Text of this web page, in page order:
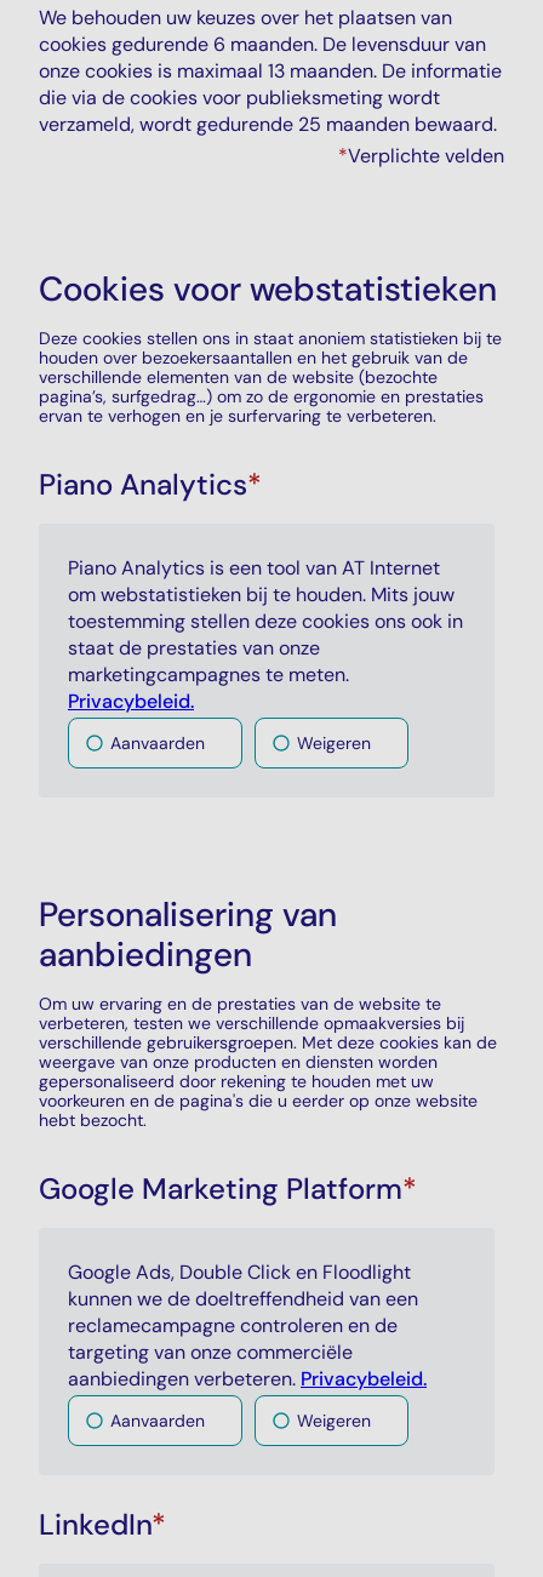
We behouden uw keuzes over het plaatsen van
cookies gedurende 6 maanden. De levensduur van
onze cookies is maximaal 13 maanden. De informatie
die via de cookies voor publieksmeting wordt
verzameld, wordt gedurende 25 maanden bewaard.
*Verplichte velden
Cookies voor webstatistieken
Deze cookies stellen ons in staat anoniem statistieken bij te
houden over bezoekersaantallen en het gebruik van de
verschillende elementen van de website (bezochte
pagina’s, surfgedrag…) om zo de ergonomie en prestaties
ervan te verhogen en je surfervaring te verbeteren.
Piano Analytics*
Piano Analytics is een tool van AT Internet
om webstatistieken bij te houden. Mits jouw
toestemming stellen deze cookies ons ook in
staat de prestaties van onze
marketingcampagnes te meten.
Privacybeleid.
Aanvaarden Weigeren
Personalisering van
aanbiedingen
Om uw ervaring en de prestaties van de website te
verbeteren, testen we verschillende opmaakversies bij
verschillende gebruikersgroepen. Met deze cookies kan de
weergave van onze producten en diensten worden
gepersonaliseerd door rekening te houden met uw
voorkeuren en de pagina's die u eerder op onze website
hebt bezocht.
Google Marketing Platform*
Google Ads, Double Clicken Floodlight
kunnen we de doeltreffendheid van een
reclamecampagne controleren en de
targeting van onze commerciële
aanbiedingen verbeteren. Privacybeleid.
Aanvaarden Weigeren
LinkedIn*